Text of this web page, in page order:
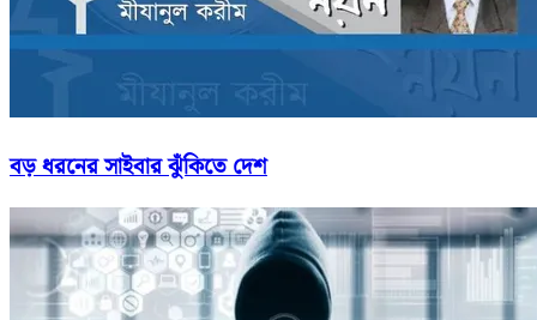
বড় ধরনের সাইবার ঝুঁকিতে দেশ